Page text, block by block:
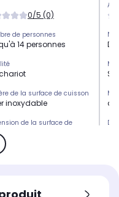
0/5 (0)
de personnes
14 personnes
de la surface de cuisson
inoxydable
de la surface de
cm